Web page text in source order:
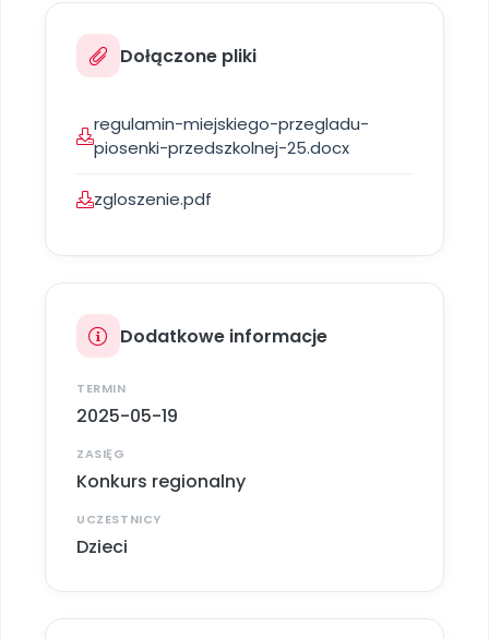
Pomoc
Promocje
Dołączone pliki
regulamin-miejskiego-przegladu-
piosenki-przedszkolnej-25.docx
zgloszenie.pdf
Dodatkowe informacje
TERMIN
2025-05-19
ZASIĘG
Konkurs regionalny
UCZESTNICY
Dzieci